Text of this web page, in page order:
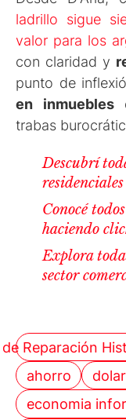
ladrillo sigue
valor para los
con claridad y
punto de
en inmuebles
trabas
Descubrí
Conocé
haciendo
Explora
sector
de Reparación
ahorro
economia